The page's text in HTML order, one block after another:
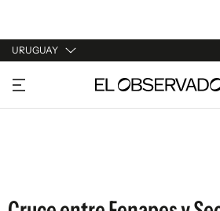
URUGUAY
URUGUAY
ARGENTINA